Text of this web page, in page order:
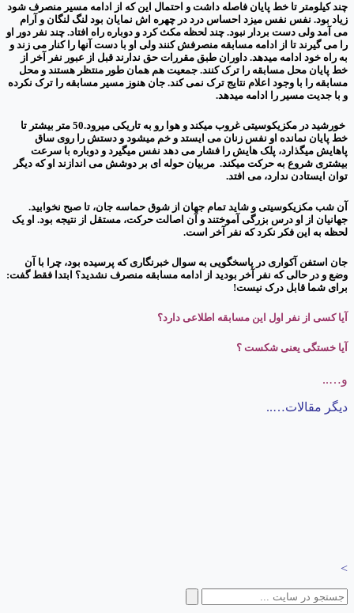
چند کیلومتر تا خط پایان فاصله داشت و احتمال این که از ادامه مسیر منصرف شود
زیاد بود. نفس نفس میزد احساس درد در چهره اش نمایان بود لنگ لنگان و آرام
می آمد ولی دست بردار نبود. چند لحظه مکث کرد و دوباره راه افتاد. چند نفر دور او
را می گیرند تا از ادامه مسابقه منصرفش کنند ولی او با دست آنها را کنار می زند و
به راه خود ادامه میدهد. داوران طبق مقررات حق ندارند قبل از عبور نفر آخر از
خط پایان محل مسابقه را ترک کنند. جمعیت هم همان طور منتظر هستند و محل
مسابقه را با وجود اعلام نتایج ترک نمی کند. جان هنوز مسیر مسابقه را ترک نکرده
و با جدیت مسیر را ادامه میدهد.
خورشید در مکزیکوسیتی غروب میکند و هوا رو به تاریکی میرود.50 متر بیشتر تا
خط پایان نمانده او نفس زنان می ایستد و خم میشود و دستش را روی ساق
پاهایش میگذارد، پلک هایش را فشار می دهد نفس میگیرد و دوباره با سرعت
بیشتری شروع به حرکت میکند. مربیان حوله ای بر دوشش می اندازند او که دیگر
توان ایستادن ندارد، می افتد.
آن شب مکزیکوسیتی و شاید تمام جهان از شوق حماسه جان، تا صبح نخوابید.
جهانیان از او درس بزرگی آموختند و آن اصالت حرکت، مستقل از نتیجه بود. او یک
لحظه به این فکر نکرد که نفر آخر است.
جان استفن آکواری در پاسخگویی به سوال خبرنگاری که پرسیده بود، چرا با آن
وضع و در حالی که نفر آخر بودید از ادامه مسابقه منصرف نشدید؟ ابتدا فقط گفت:
برای شما قابل درک نیست!
آیا کسی از نفر اول این مسابقه اطلاعی دارد؟
آیا خستگی یعنی شکست ؟
و…..
دیگر مقالات…..
>
جستجو